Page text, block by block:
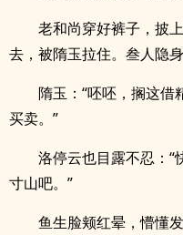
老和尚穿好裤子，披
去，被隋玉拉住。叁人隐
隋玉：“呸呸，搁这借
买卖。”
洛停云也目露不忍：“
寸山吧。”
鱼生脸颊红晕，懵懂